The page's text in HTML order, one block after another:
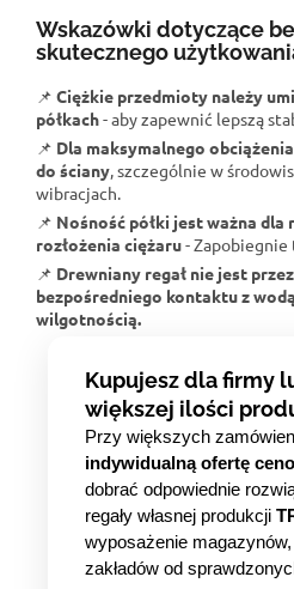
Wskazówki dotyczące
skutecznego
📌 Ciężkie przedmioty należy
półkach- aby zapewnić lepszą
📌 Dla maksymalnego
do ściany , szczególnie w
wibracjach.
📌 Nośność półki jest ważna
rozłożenia ciężaru- Zapobiegnie
📌 Drewniany regał nie jest
bezpośredniego kontaktu z
wilgotnością.
Kupujesz dla firmy
większej ilości
Przy większych
indywidualną ofertę
dobrać odpowiednie
regały własnej produkcji
wyposażenie
zakładów od